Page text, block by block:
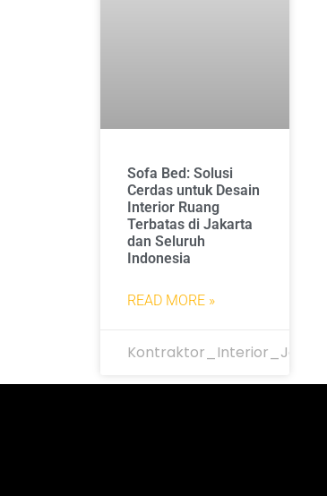
Sofa Bed: Solusi
Cerdas untuk Desain
Interior Ruang
Terbatas di Jakarta
dan Seluruh
Indonesia
READ MORE »
Kontraktor_Interior_Jakarta